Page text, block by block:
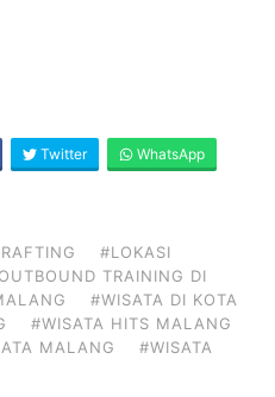
Twitter WhatsApp
#LOKASI
TRAINING DI
#WISATA DI KOTA
#WISATA HITS MALANG
MALANG
#WISATA